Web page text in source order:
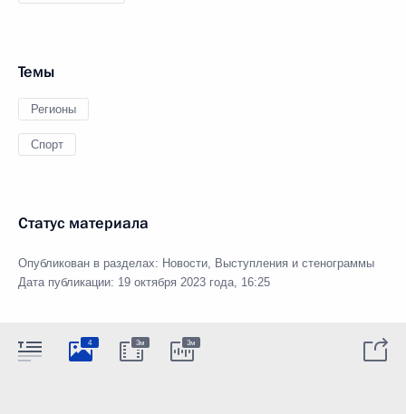
Темы
Регионы
Спорт
Статус материала
Опубликован в разделах: Новости, Выступления и стенограммы
Дата публикации: 19 октября 2023 года, 16:25
4 3м 3м